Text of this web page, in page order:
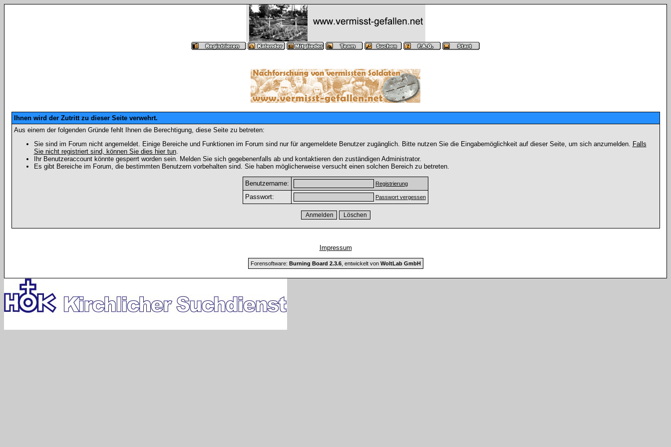
Ihnen wird der Zutritt zu dieser Seite verwehrt.
Aus einem der folgenden Gründe fehlt Ihnen die Berechtigung, diese Seite zu betreten:
Sie sind im Forum nicht angemeldet. Einige Bereiche und Funktionen im Forum sind nur für angemeldete Benutzer zugänglich. Bitte nutzen Sie die Eingabemöglichkeit auf dieser Seite, um sich anzumelden. Falls
Sie nicht registriert sind, können Sie dies hier tun.
Ihr Benutzeraccount könnte gesperrt worden sein. Melden Sie sich gegebenenfalls ab und kontaktieren den zuständigen Administrator.
Es gibt Bereiche im Forum, die bestimmten Benutzern vorbehalten sind. Sie haben möglicherweise versucht einen solchen Bereich zu betreten.
Benutzername: Registrierung
Passwort: Passwort vergessen
Impressum
Forensoftware: Burning Board 2.3.6, entwickelt von WoltLab GmbH